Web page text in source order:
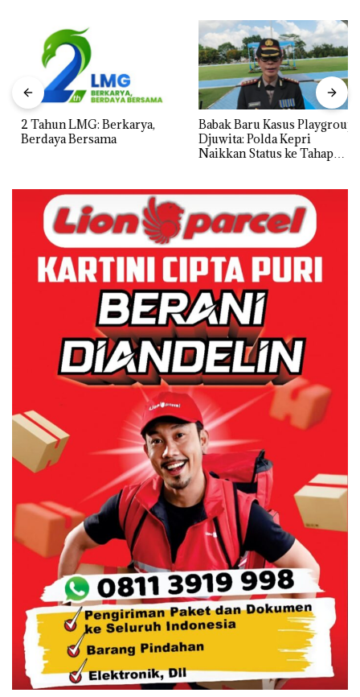
2 Tahun LMG: Berkarya,
Berdaya Bersama
Babak Baru Kasus Playgroup
Djuwita: Polda Kepri
Naikkan Status ke Tahap